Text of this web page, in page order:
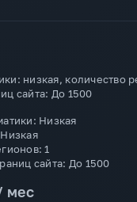
низкая, количество
сайта: До 1500
Низкая
1
сайта: До 1500
мес